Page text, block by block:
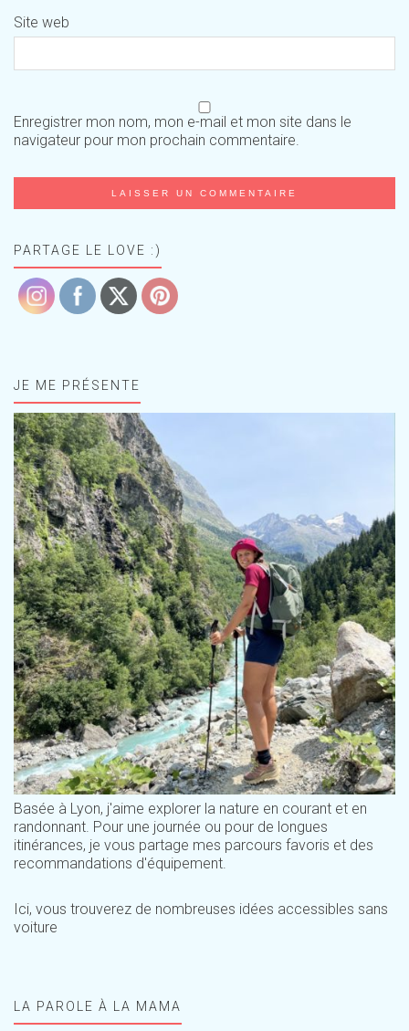
Site web
Enregistrer mon nom, mon e-mail et mon site dans le
navigateur pour mon prochain commentaire.
PARTAGE LE LOVE :)
JE ME PRÉSENTE
Basée à Lyon, j'aime explorer la nature en courant et en
randonnant. Pour une journée ou pour de longues
itinérances, je vous partage mes parcours favoris et des
recommandations d'équipement.
Ici, vous trouverez de nombreuses idées accessibles sans
voiture
LA PAROLE À LA MAMA